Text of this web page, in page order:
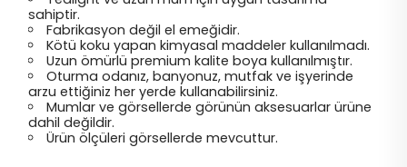
sahiptir.
Fabrikasyon değil el emeğidir.
Kötü koku yapan kimyasal maddeler kullanılmadı.
Uzun ömürlü premium kalite boya kullanılmıştır.
Oturma odanız, banyonuz, mutfak ve işyerinde
arzu ettiğiniz her yerde kullanabilirsiniz.
Mumlar ve görsellerde görünün aksesuarlar ürüne
dahil değildir.
Ürün ölçüleri görsellerde mevcuttur.